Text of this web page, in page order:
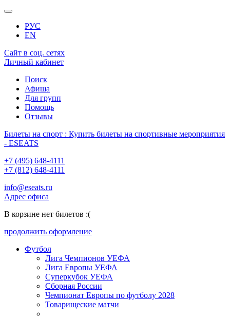
РУС
EN
Сайт в соц. сетях
Личный кабинет
Поиск
Афиша
Для групп
Помощь
Отзывы
Билеты на спорт : Купить билеты на спортивные мероприятия
- ESEATS
+7 (495) 648-4111
+7 (812) 648-4111
info@eseats.ru
Адрес офиса
В корзине нет билетов :(
продолжить оформление
Футбол
Лига Чемпионов УЕФА
Лига Европы УЕФА
Суперкубок УЕФА
Сборная России
Чемпионат Европы по футболу 2028
Товарищеские матчи